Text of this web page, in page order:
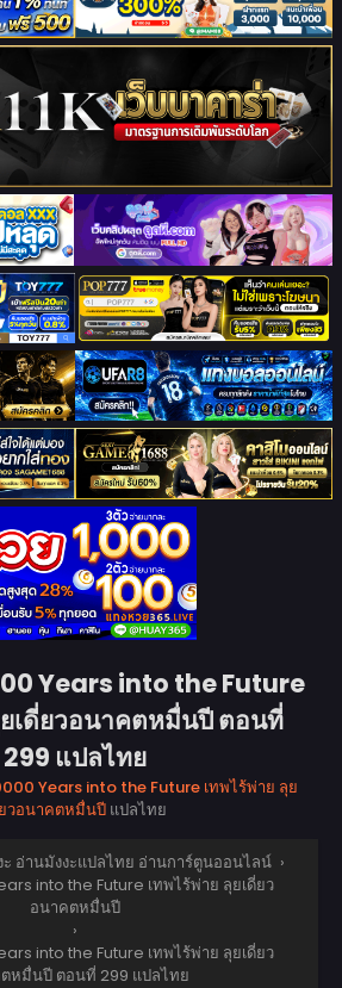
Years into the Future
เดี่ยวอนาคตหมื่นปี ตอนที่
299 แปลไทย
Years into the Future เทพไร้พ่าย ลุย
วอนาคตหมื่นปี แปลไทย
อ่านมังงะแปลไทย อ่านการ์ตูนออนไลน์ ›
into the Future เทพไร้พ่าย ลุยเดี่ยว
อนาคตหมื่นปี
›
into the Future เทพไร้พ่าย ลุยเดี่ยว
หมื่นปี ตอนที่ 299 แปลไทย